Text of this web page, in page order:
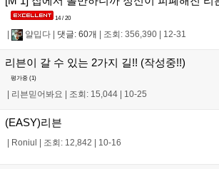
14 / 20
얄밉다 댓글: 60개 조회: 356,390 12-31
리븐이 갈 수 있는 2가지 길!! (작성중!!)
평가중 (1)
| 리븐믿어봐요 | 조회: 15,044 | 10-25
(EASY)리븐
| Roniul | 조회: 12,842 | 10-16